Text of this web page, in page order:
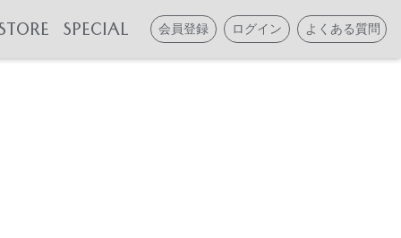
SPECIAL 会員登録 ログイン よくある質問